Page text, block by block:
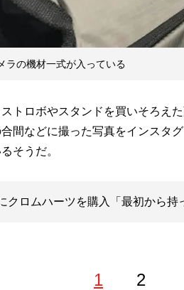
ラの機材一式が入っている
トロボやスタンドを買いそろえ
間などに撮った写真をインスタ
そうだ。
クロムハーツを購入「最初から持
1 2